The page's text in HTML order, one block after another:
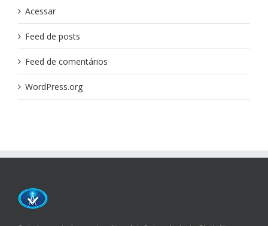
Acessar
Feed de posts
Feed de comentários
WordPress.org